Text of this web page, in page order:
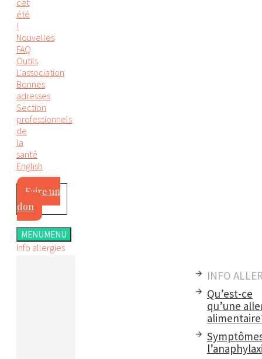
cet
été
!
Nouvelles
FAQ
Outils
L'association
Bonnes
adresses
Section
professionnels
de
la
santé
English
Faire un
don
MENUMENU
Info allergies
INFO
Qu’est-ce
qu’une